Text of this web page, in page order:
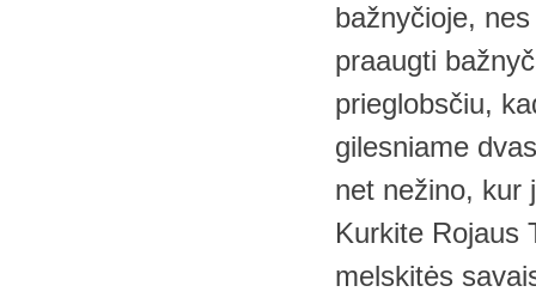
bažnyčioje,
praaugti
prieglobsčiu,
gilesniame
net nežino, kur
Kurkite Rojaus
melskitės